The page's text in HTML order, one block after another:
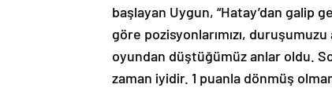
başlayan Uygun, “Hatay’dan galip
göre pozisyonlarımızı,
oyundan düştüğümüz anlar oldu.
zaman iyidir. 1 puanla dönmüş